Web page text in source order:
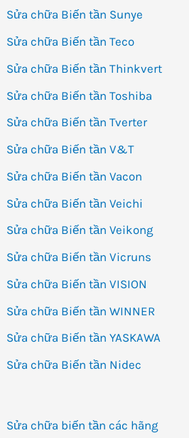
Sửa chữa Biến tần Sunye
Sửa chữa Biến tần Teco
Sửa chữa Biến tần Thinkvert
Sửa chữa Biến tần Toshiba
Sửa chữa Biến tần Tverter
Sửa chữa Biến tần V&T
Sửa chữa Biến tần Vacon
Sửa chữa Biến tần Veichi
Sửa chữa Biến tần Veikong
Sửa chữa Biến tần Vicruns
Sửa chữa Biến tần VISION
Sửa chữa Biến tần WINNER
Sửa chữa Biến tần YASKAWA
Sửa chữa Biến tần Nidec
Sửa chữa biến tần các hãng